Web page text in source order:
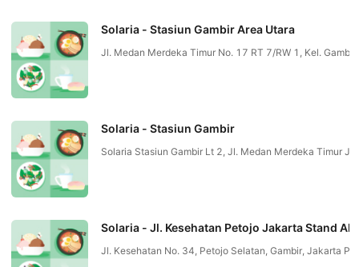
Solaria - Stasiun Gambir Area Utara
Jl. Medan Merdeka Timur No. 17 RT 7/RW 1, Kel.
Solaria - Stasiun Gambir
Solaria Stasiun Gambir Lt 2, Jl. Medan Merdeka Timur
Solaria - Jl. Kesehatan Petojo Jakarta Stand
Jl. Kesehatan No. 34, Petojo Selatan, Gambir, Jakarta